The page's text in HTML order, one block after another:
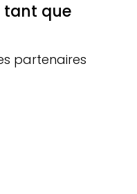
tant que
partenaires